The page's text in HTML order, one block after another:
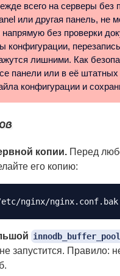
всего на серверы
или другая панель, не
без проверки
конфигурации,
лишними. Как
панели или в её
конфигурации и
копии. Перед
его копию:
запустится. Правило: